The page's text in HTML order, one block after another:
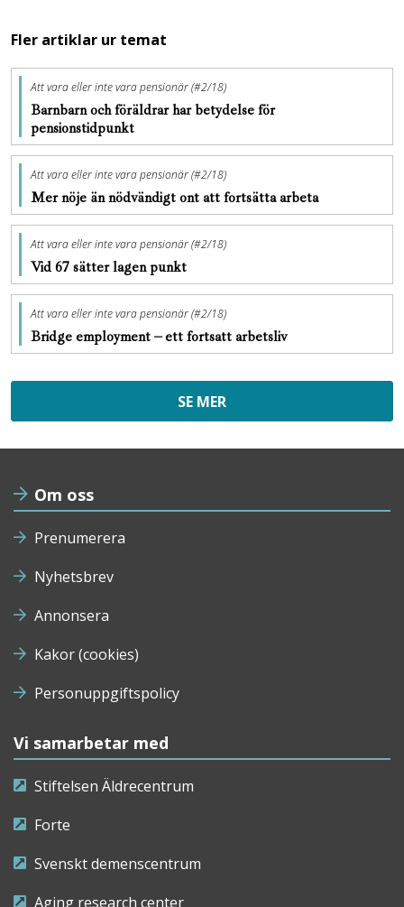
Fler artiklar ur temat
Att vara eller inte vara pensionär (#2/18)
Barnbarn och föräldrar har betydelse för
pensionstidpunkt
Att vara eller inte vara pensionär (#2/18)
Mer nöje än nödvändigt ont att fortsätta arbeta
Att vara eller inte vara pensionär (#2/18)
Vid 67 sätter lagen punkt
Att vara eller inte vara pensionär (#2/18)
Bridge employment – ett fortsatt arbetsliv
SE MER
Om oss
Prenumerera
Nyhetsbrev
Annonsera
Kakor (cookies)
Personuppgiftspolicy
Vi samarbetar med
Stiftelsen Äldrecentrum
Forte
Svenskt demenscentrum
Aging research center